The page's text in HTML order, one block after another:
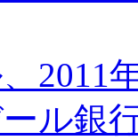
2011
ール銀